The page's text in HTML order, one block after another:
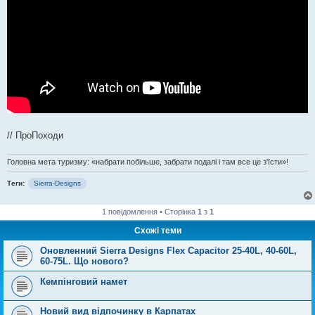
// ПроПоходи
Головна мета туризму: «набрати побільше, забрати подалі і там все це з'їсти»!
Теги: Sierra-Designs
1 повідомлення • Сторінка 1 з 1
Схожі теми
Оновленний Sierra Designs Flex Capacitor 25-40L, 40-60L,
60-75L. Що нового?
Кемпінговий намет
Новий вид відпочинку в Карпатах